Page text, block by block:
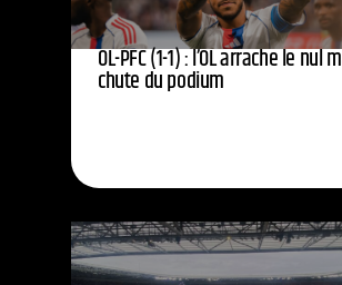
OL-PFC (1-1) : l’OL arrache le nul
chute du podium